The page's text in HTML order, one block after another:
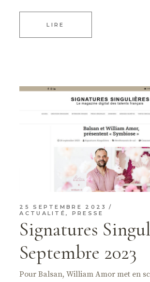
LIRE
25 SEPTEMBRE 2023
ACTUALITÉ, PRESSE
Signatures
Septembre 2023
Pour Balsan, William Amor met en